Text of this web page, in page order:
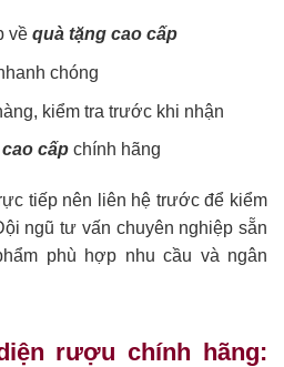
về quà tặng cao cấp
chóng
kiểm tra trước khi nhận
cấpchính hãng
tiếp nên liên hệ trước để kiểm
ngũ tư vấn chuyên nghiệp sẵn
phù hợp nhu cầu và ngân
rượu chính hãng: